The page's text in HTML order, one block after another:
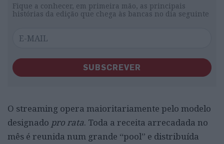
Fique a conhecer, em primeira mão, as principais
histórias da edição que chega às bancas no dia seguinte
SUBSCREVER
O streaming opera maioritariamente pelo modelo
designado pro rata. Toda a receita arrecadada no
mês é reunida num grande “pool” e distribuída